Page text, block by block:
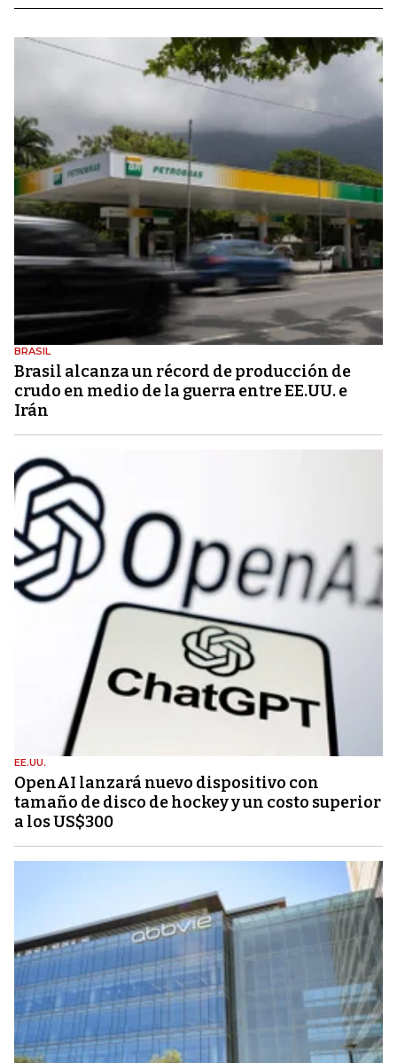
BRASIL
Brasil alcanza un récord de producción de
crudo en medio de la guerra entre EE.UU. e
Irán
EE.UU.
OpenAI lanzará nuevo dispositivo con
tamaño de disco de hockey y un costo superior
a los US$300